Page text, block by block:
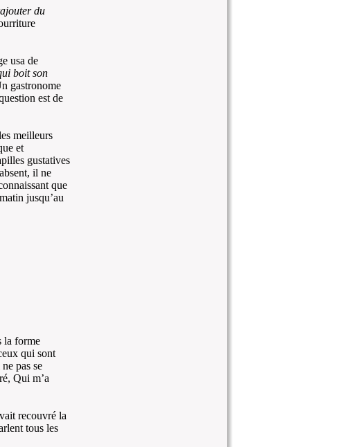
du
usa de
boit son
gastronome
est de
meilleurs
et
gustatives
il ne
que
jusqu’au
la forme
qui sont
pas se
Qui m’a
recouvré la
tous les